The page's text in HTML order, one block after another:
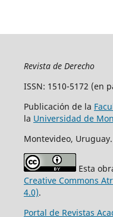
Revista de Derecho
ISSN: 1510-5172 (en
Publicación de la
la Universidad de
Montevideo, Uruguay.
Esta
Creative Commons
4.0).
Portal de Revistas